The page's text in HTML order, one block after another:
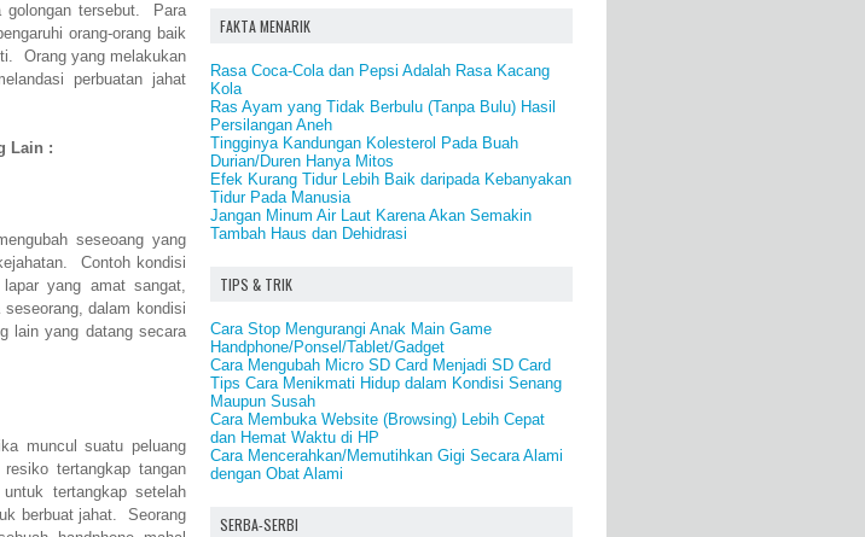
golongan tersebut. Para
orang-orang baik
Orang yang melakukan
perbuatan jahat
Lain :
seseoang yang
Contoh kondisi
yang amat sangat,
dalam kondisi
lain yang datang secara
muncul suatu peluang
tertangkap tangan
tertangkap setelah
berbuat jahat. Seorang
FAKTA MENARIK
Rasa Coca-Cola dan Pepsi Adalah Rasa Kacang
Kola
Ras Ayam yang Tidak Berbulu (Tanpa Bulu) Hasil
Persilangan Aneh
Tingginya Kandungan Kolesterol Pada Buah
Durian/Duren Hanya Mitos
Efek Kurang Tidur Lebih Baik daripada Kebanyakan
Tidur Pada Manusia
Jangan Minum Air Laut Karena Akan Semakin
Tambah Haus dan Dehidrasi
TIPS & TRIK
Cara Stop Mengurangi Anak Main Game
Handphone/Ponsel/Tablet/Gadget
Cara Mengubah Micro SD Card Menjadi SD Card
Tips Cara Menikmati Hidup dalam Kondisi Senang
Maupun Susah
Cara Membuka Website (Browsing) Lebih Cepat
dan Hemat Waktu di HP
Cara Mencerahkan/Memutihkan Gigi Secara Alami
dengan Obat Alami
SERBA-SERBI